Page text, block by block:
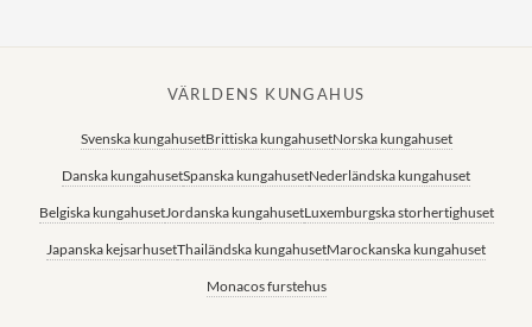
VÄRLDENS KUNGAHUS
Svenska kungahusetBrittiska kungahusetNorska kungahuset
Danska kungahusetSpanska kungahusetNederländska kungahuset
Belgiska kungahusetJordanska kungahusetLuxemburgska storhertighuset
Japanska kejsarhusetThailändska kungahusetMarockanska kungahuset
Monacos furstehus